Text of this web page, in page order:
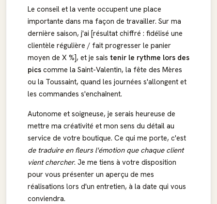
Le conseil et la vente occupent une place
importante dans ma façon de travailler. Sur ma
dernière saison, j'ai [résultat chiffré : fidélisé une
clientèle régulière / fait progresser le panier
moyen de X %], et je sais tenir le rythme lors des
pics comme la Saint-Valentin, la fête des Mères
ou la Toussaint, quand les journées s'allongent et
les commandes s'enchaînent.
Autonome et soigneuse, je serais heureuse de
mettre ma créativité et mon sens du détail au
service de votre boutique. Ce qui me porte, c'est
de traduire en fleurs l'émotion que chaque client
vient chercher. Je me tiens à votre disposition
pour vous présenter un aperçu de mes
réalisations lors d'un entretien, à la date qui vous
conviendra.